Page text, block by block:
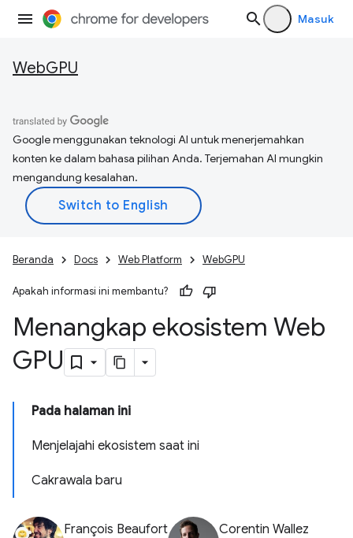
Masuk
WebGPU
Google menggunakan teknologi AI untuk menerjemahkan
konten ke dalam bahasa pilihan Anda. Terjemahan AI mungkin
mengandung kesalahan.
Beranda Docs Web Platform WebGPU
Apakah informasi ini membantu?
Menangkap ekosistem Web
GPU
Pada halaman ini
Menjelajahi ekosistem saat ini
Cakrawala baru
François Beaufort Corentin Wallez